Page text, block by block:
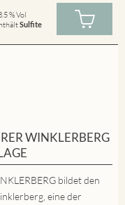
% Vol
Sulfite
WINKLERBERG
bildet den
eine der